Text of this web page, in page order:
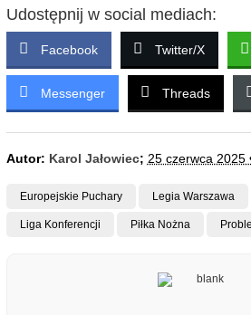
Udostępnij w social mediach:
Facebook Twitter/X
Messenger Threads
Autor: Karol Jałowiec; 25 czerwca 2025
Europejskie Puchary Legia Warszawa
Liga Konferencji Piłka Nożna